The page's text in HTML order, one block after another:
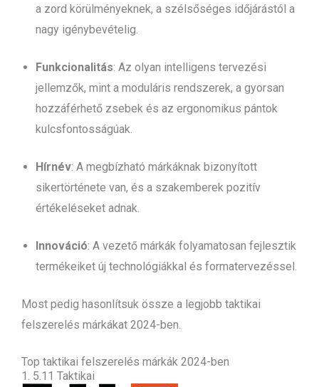
a zord körülményeknek, a szélsőséges időjárástól a
nagy igénybevételig.
Funkcionalitás: Az olyan intelligens tervezési
jellemzők, mint a moduláris rendszerek, a gyorsan
hozzáférhető zsebek és az ergonomikus pántok
kulcsfontosságúak.
Hírnév: A megbízható márkáknak bizonyított
sikertörténete van, és a szakemberek pozitív
értékeléseket adnak.
Innováció: A vezető márkák folyamatosan fejlesztik
termékeiket új technológiákkal és formatervezéssel.
Most pedig hasonlítsuk össze a legjobb taktikai
felszerelés márkákat 2024-ben.
Top taktikai felszerelés márkák 2024-ben
1. 5.11 Taktikai